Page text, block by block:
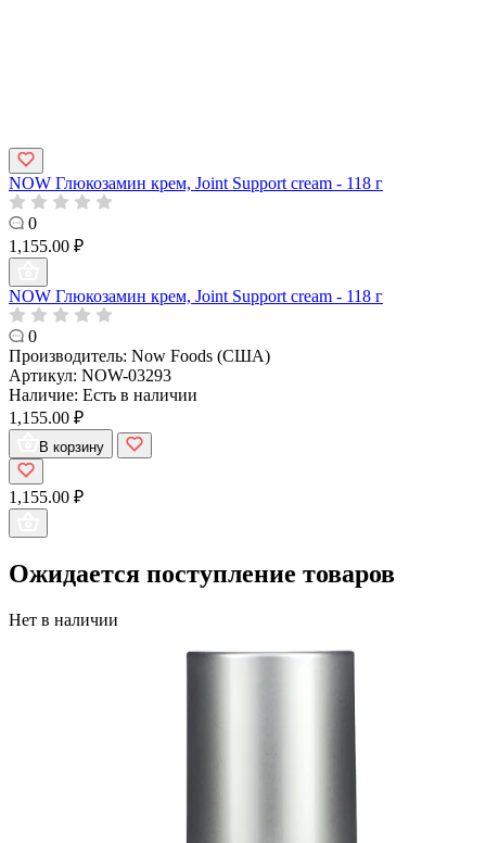
NOW Глюкозамин крем, Joint Support cream - 118 г
0
1,155.00 ₽
NOW Глюкозамин крем, Joint Support cream - 118 г
0
Производитель: Now Foods (США)
Артикул: NOW-03293
Наличие: Есть в наличии
1,155.00 ₽
В корзину
1,155.00 ₽
Ожидается поступление товаров
Нет в наличии